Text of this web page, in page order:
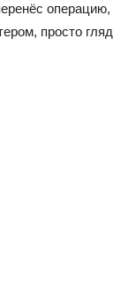
просто